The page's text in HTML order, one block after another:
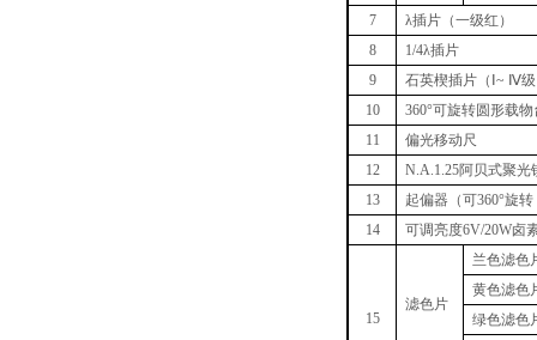
7
λ插片（一级红）
8
1/4λ插片
9
石英楔插片（Ⅰ~ Ⅳ
10
360°可旋转圆形载
11
偏光移动尺
12
N.A.1.25阿贝式聚光
13
起偏器（可360°旋
14
可调亮度6V/20W卤
15
滤色片
兰色滤色
黄色滤色
绿色滤色